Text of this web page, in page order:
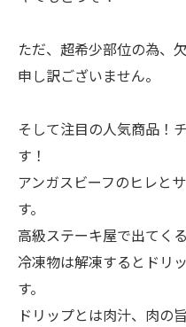
ただ、超希少部位の為、
申し訳ございません。
そして注目の人気商品！
す！
アンガスビーフのヒレと
す。
高級ステーキ屋で出てくる
冷凍物は解凍するとドリ
す。
ドリップとは肉汁、肉の